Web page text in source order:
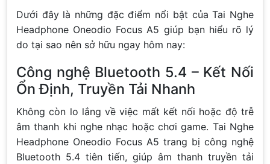
Dưới đây là những đặc điểm nổi bật của Tai Nghe
Headphone Oneodio Focus A5 giúp bạn hiểu rõ lý
do tại sao nên sở hữu ngay hôm nay:
Công nghệ Bluetooth 5.4 – Kết Nối
Ổn Định, Truyền Tải Nhanh
Không còn lo lắng về việc mất kết nối hoặc độ trễ
âm thanh khi nghe nhạc hoặc chơi game. Tai Nghe
Headphone Oneodio Focus A5 trang bị công nghệ
Bluetooth 5.4 tiên tiến, giúp âm thanh truyền tải